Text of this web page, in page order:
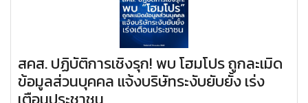
สคส. ปฏิบัติการเชิงรุก! พบ โฮมโปร ถูกละเมิด
ข้อมูลส่วนบุคคล แจ้งบริษัทระงับยับยั้ง เร่ง